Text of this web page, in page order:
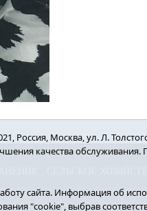
АНО «ИИЦ
Федеральной службой по
Россия, Москва, ул. Л.
качества
сайта. Информация об
"cookie", выбрав